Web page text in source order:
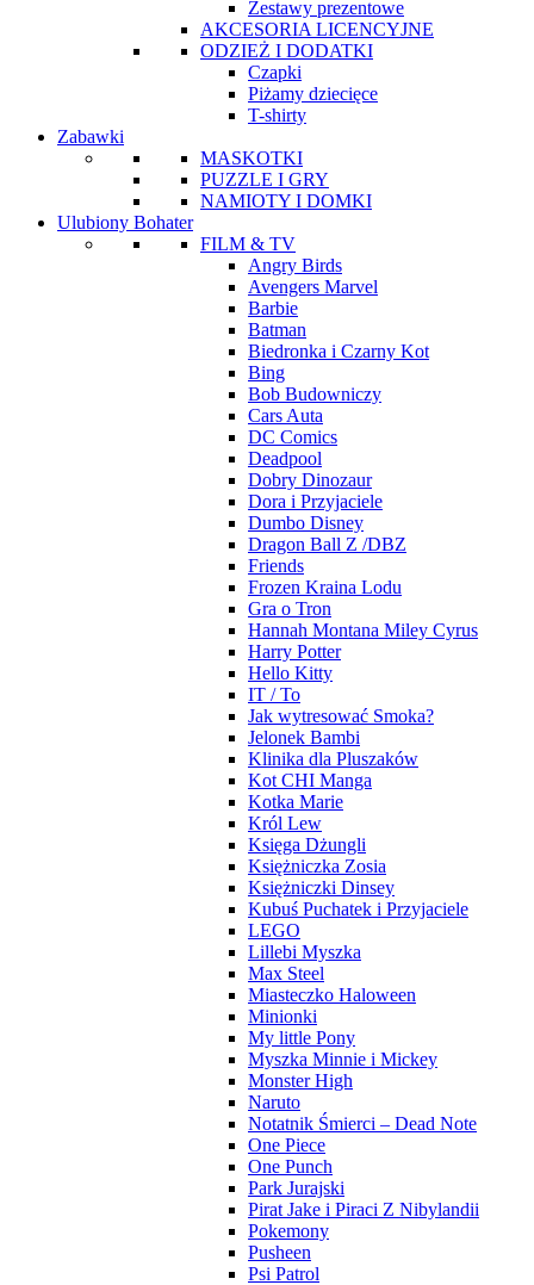
Zestawy prezentowe
AKCESORIA LICENCYJNE
ODZIEŻ I DODATKI
Czapki
Piżamy dziecięce
T-shirty
Zabawki
MASKOTKI
PUZZLE I GRY
NAMIOTY I DOMKI
Ulubiony Bohater
FILM & TV
Angry Birds
Avengers Marvel
Barbie
Batman
Biedronka i Czarny Kot
Bing
Bob Budowniczy
Cars Auta
DC Comics
Deadpool
Dobry Dinozaur
Dora i Przyjaciele
Dumbo Disney
Dragon Ball Z /DBZ
Friends
Frozen Kraina Lodu
Gra o Tron
Hannah Montana Miley Cyrus
Harry Potter
Hello Kitty
IT / To
Jak wytresować Smoka?
Jelonek Bambi
Klinika dla Pluszaków
Kot CHI Manga
Kotka Marie
Król Lew
Księga Dżungli
Księżniczka Zosia
Księżniczki Dinsey
Kubuś Puchatek i Przyjaciele
LEGO
Lillebi Myszka
Max Steel
Miasteczko Haloween
Minionki
My little Pony
Myszka Minnie i Mickey
Monster High
Naruto
Notatnik Śmierci – Dead Note
One Piece
One Punch
Park Jurajski
Pirat Jake i Piraci Z Nibylandii
Pokemony
Pusheen
Psi Patrol